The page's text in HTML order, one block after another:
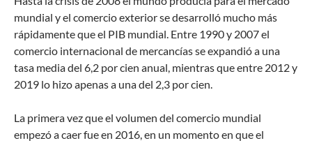
mundial y el comercio exterior se desarrolló mucho más
rápidamente que el PIB mundial. Entre 1990 y 2007 el
comercio internacional de mercancías se expandió a una
tasa media del 6,2 por cien anual, mientras que entre 2012 y
2019 lo hizo apenas a una del 2,3 por cien.
La primera vez que el volumen del comercio mundial
empezó a caer fue en 2016, en un momento en que el